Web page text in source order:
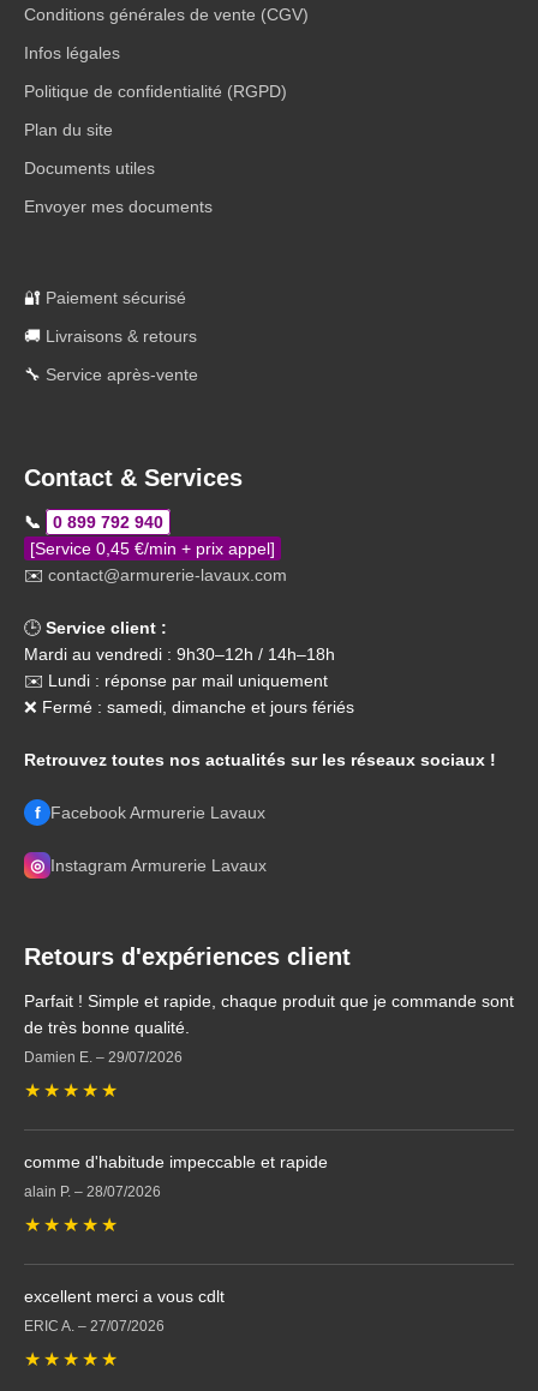
Conditions générales de vente (CGV)
Infos légales
Politique de confidentialité (RGPD)
Plan du site
Documents utiles
Envoyer mes documents
🔐 Paiement sécurisé
🚚 Livraisons & retours
🔧 Service après-vente
Contact & Services
📞
0 899 792 940
[Service 0,45 €/min + prix appel]
✉️ contact@armurerie-lavaux.com
🕒 Service client :
Mardi au vendredi : 9h30–12h / 14h–18h
✉️ Lundi : réponse par mail uniquement
❌ Fermé : samedi, dimanche et jours fériés
Retrouvez toutes nos actualités sur les réseaux sociaux !
f Facebook Armurerie Lavaux
◎ Instagram Armurerie Lavaux
Retours d'expériences client
Parfait ! Simple et rapide, chaque produit que je commande sont
de très bonne qualité.
Damien E. – 29/07/2026
★ ★ ★ ★ ★
comme d'habitude impeccable et rapide
alain P. – 28/07/2026
★ ★ ★ ★ ★
excellent merci a vous cdlt
ERIC A. – 27/07/2026
★ ★ ★ ★ ★